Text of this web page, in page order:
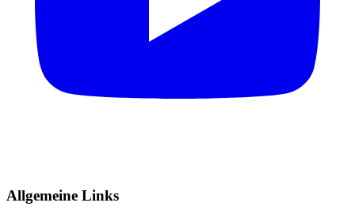
Allgemeine Links